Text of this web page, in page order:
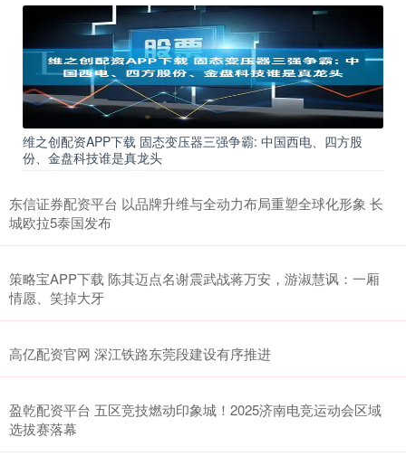
维之创配资APP下载 固态变压器三强争霸: 中国西电、四方股
份、金盘科技谁是真龙头
东信证券配资平台 以品牌升维与全动力布局重塑全球化形象 长
城欧拉5泰国发布
策略宝APP下载 陈其迈点名谢震武战蒋万安，游淑慧讽：一厢
情愿、笑掉大牙
高亿配资官网 深江铁路东莞段建设有序推进
盈乾配资平台 五区竞技燃动印象城！2025济南电竞运动会区域
选拔赛落幕